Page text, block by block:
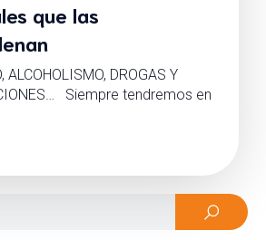
que las
ALCOHOLISMO, DROGAS Y
Siempre tendremos en